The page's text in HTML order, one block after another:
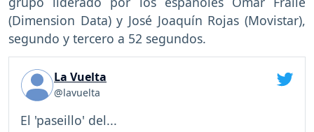
(Dimension Data) y José Joaquín Rojas (Movistar),
segundo y tercero a 52 segundos.
La Vuelta
@lavuelta
El 'paseillo' del...